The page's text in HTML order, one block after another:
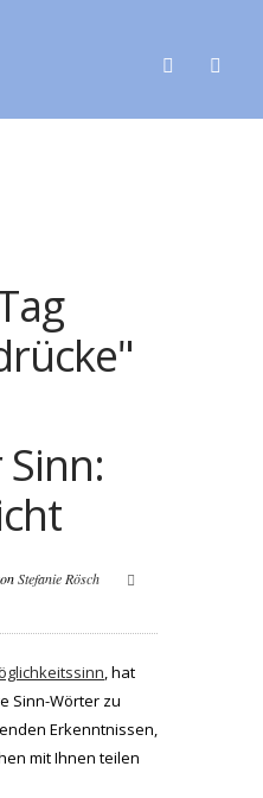
Stefanie Rösch
, hat
Sinn-Wörter zu
Erkenntnissen,
mit Ihnen teilen